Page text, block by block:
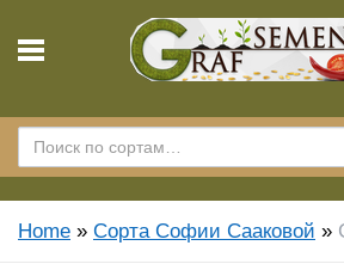
Home » Сорта Софии Сааковой »